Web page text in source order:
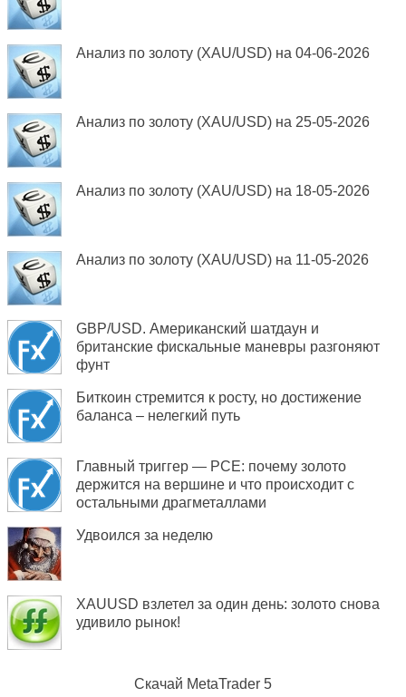
Анализ по золоту (XAU/USD) на 04-06-2026
Анализ по золоту (XAU/USD) на 25-05-2026
Анализ по золоту (XAU/USD) на 18-05-2026
Анализ по золоту (XAU/USD) на 11-05-2026
GBP/USD. Американский шатдаун и
британские фискальные маневры разгоняют
фунт
Биткоин стремится к росту, но достижение
баланса – нелегкий путь
Главный триггер — PCE: почему золото
держится на вершине и что происходит с
остальными драгметаллами
Удвоился за неделю
XAUUSD взлетел за один день: золото снова
удивило рынок!
Скачай MetaTrader 5